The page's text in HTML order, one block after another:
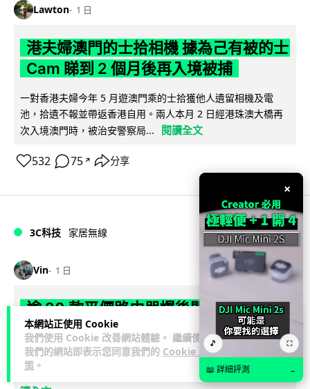
本網站正使用 Cookie
我們使用 Cookie 改善網站體驗。 繼續使用
我們的網站即表示您同意我們的 Cookie 政
策 。
Lawton 1 日
港夫婦澳門的士拾相機 據為己有被的士
Cam 睇到 2 個月後再入境被捕
一對香港夫婦今年 5 月遊澳門乘的士拾獲他人遺留相機及電
池，拾遺不報並帶返香港自用。兩人本月 2 日經港珠澳大橋再
次入境澳門時，被治安警察局...
閱讀全文
532 75 ↗ 分享
3C科技 家居無線
Vin 1 日
逾 20 款平價路由器爆後門 每 35 秒自
動連線回中國 全球 10 萬用家私隱堪憂
網絡安全公司 VulnCheck 揭發中國智博通電子（Zbtlink）生產
的 20 多款路由器內置後門程式「Endlessdoors」（無盡...
×
🎵 ⛶
📖 詳細評測 →